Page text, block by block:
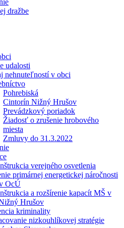
dražbe
udalosti
nehnuteľností v obci
Pohrebiská
Cintorín Nižný Hrušov
Prevádzkový poriadok
Žiadosť o zrušenie hrobového
miesta
Zmluvy do 31.3.2022
verejného osvetlenia
primárnej energetickej náročnosti
OcÚ
a rozšírenie kapacít MŠ v
Hrušov
kriminality
nizkouhlíkovej stratégie